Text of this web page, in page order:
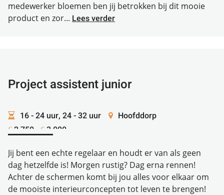
medewerker bloemen ben jij betrokken bij dit mooie
product en zor... Lees verder
Project assistent junior
16 - 24 uur, 24 - 32 uur Hoofddorp
€ 2.750 - € 3.000
Jij bent een echte regelaar en houdt er van als geen
dag hetzelfde is! Morgen rustig? Dag erna rennen!
Achter de schermen komt bij jou alles voor elkaar om
de mooiste interieurconcepten tot leven te brengen!